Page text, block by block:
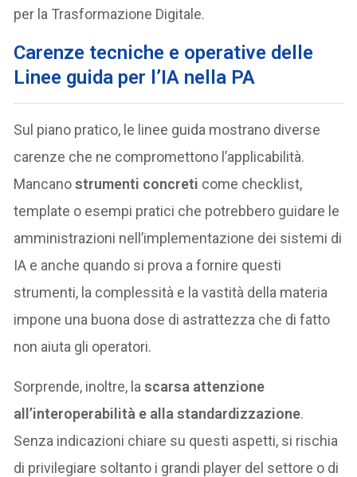
per la Trasformazione Digitale.
Carenze tecniche e operative delle
Linee guida per l’IA nella PA
Sul piano pratico, le linee guida mostrano diverse
carenze che ne compromettono l’applicabilità.
Mancanostrumenti concreti come checklist,
template o esempi pratici che potrebbero guidare le
amministrazioni nell’implementazione dei sistemi di
IA e anche quando si prova a fornire questi
strumenti, la complessità e la vastità della materia
impone una buona dose di astrattezza che di fatto
non aiuta gli operatori.
Sorprende, inoltre, lascarsa attenzione
all’interoperabilità e alla standardizzazione.
Senza indicazioni chiare su questi aspetti, si rischia
di privilegiare soltanto i grandi player del settore o di